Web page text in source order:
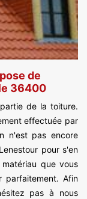
de
36400
de la toiture.
effectuée par
n'est pas encore
pour s'en
que vous
parfaitement. Afin
pas à nous